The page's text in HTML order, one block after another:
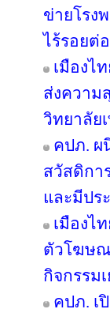
ข่ายโรง
ไร้รอยต่อ
เมืองไ
ส่งความ
วิทยาลัย
คปภ. ผ
สวัสดิกา
และมีปร
เมืองไ
ตัวโฆษณ
กิจกรรม
คปภ. เ